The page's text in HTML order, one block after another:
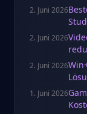
2. Juni 2026
2. Juni 2026
2. Juni 2026
1. Juni 2026